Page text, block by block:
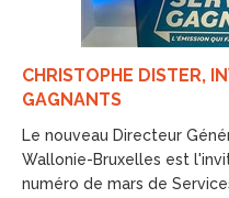
CHRISTOPHE DISTER,
GAGNANTS
Le nouveau Directeur
Wallonie-Bruxelles est
numéro de mars de